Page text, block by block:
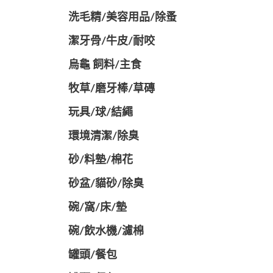
洗毛精/美容用品/除蚤
潔牙骨/牛皮/耐咬
烏龜 飼料/主食
牧草/磨牙棒/草磚
玩具/球/結繩
環境清潔/除臭
砂/料墊/棉花
砂盆/貓砂/除臭
碗/窩/床/墊
碗/飲水機/濾棉
罐頭/餐包